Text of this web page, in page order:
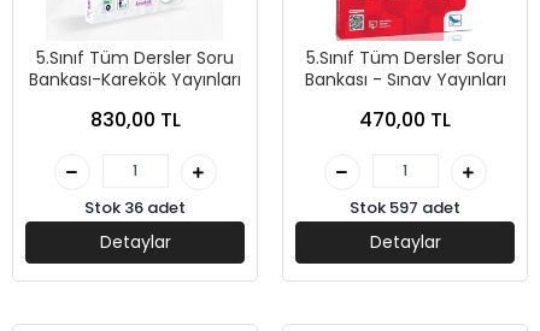
5.Sınıf Tüm Dersler Soru
Bankası-Karekök Yayınları
830,00 TL
Stok 36 adet
Detaylar
5.Sınıf Tüm Dersler Soru
Bankası - Sınav Yayınları
470,00 TL
Stok 597 adet
Detaylar